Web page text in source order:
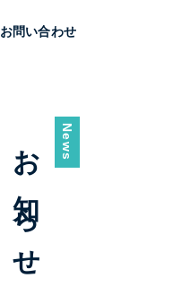
お問い合わせ
News
お知らせ